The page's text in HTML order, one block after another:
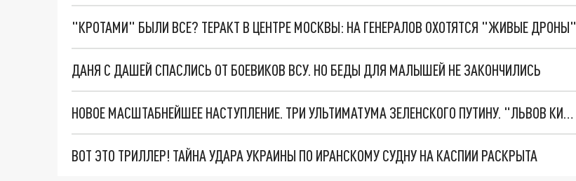
"КРОТАМИ" БЫЛИ ВСЕ? ТЕРАКТ В ЦЕНТРЕ МОСКВЫ: НА ГЕНЕРАЛОВ ОХОТЯТСЯ "ЖИВЫЕ ДРОНЫ"
ДАНЯ С ДАШЕЙ СПАСЛИСЬ ОТ БОЕВИКОВ ВСУ. НО БЕДЫ ДЛЯ МАЛЫШЕЙ НЕ ЗАКОНЧИЛИСЬ
НОВОЕ МАСШТАБНЕЙШЕЕ НАСТУПЛЕНИЕ. ТРИ УЛЬТИМАТУМА ЗЕЛЕНСКОГО ПУТИНУ. "ЛЬВОВ КИМА" ПОСТАВЯТ НА ПВО? ГЛОБАЛЬНЫЙ ПРОРЫВ ПОД ЗАПОРОЖЬЕМ
ВОТ ЭТО ТРИЛЛЕР! ТАЙНА УДАРА УКРАИНЫ ПО ИРАНСКОМУ СУДНУ НА КАСПИИ РАСКРЫТА